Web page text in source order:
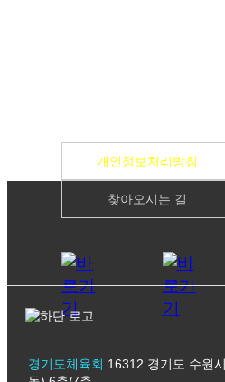
개인정보처리방침
찾아오시는 길
경기도체육회 16312 경기도 수원